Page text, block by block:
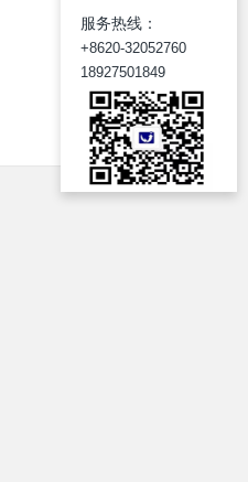
服务热线：
+8620-32052760
18927501849